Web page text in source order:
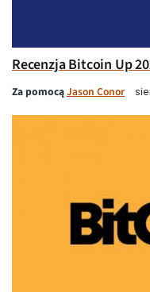
Recenzja Bitcoin Up
Za pomocąJason Conor